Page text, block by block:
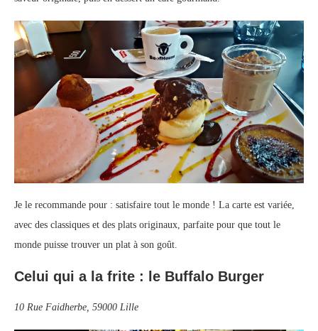
Je le recommande pour : satisfaire tout le monde ! La carte est variée,
avec des classiques et des plats originaux, parfaite pour que tout le
monde puisse trouver un plat à son goût.
Celui qui a la frite : le Buffalo Burger
10 Rue Faidherbe, 59000 Lille